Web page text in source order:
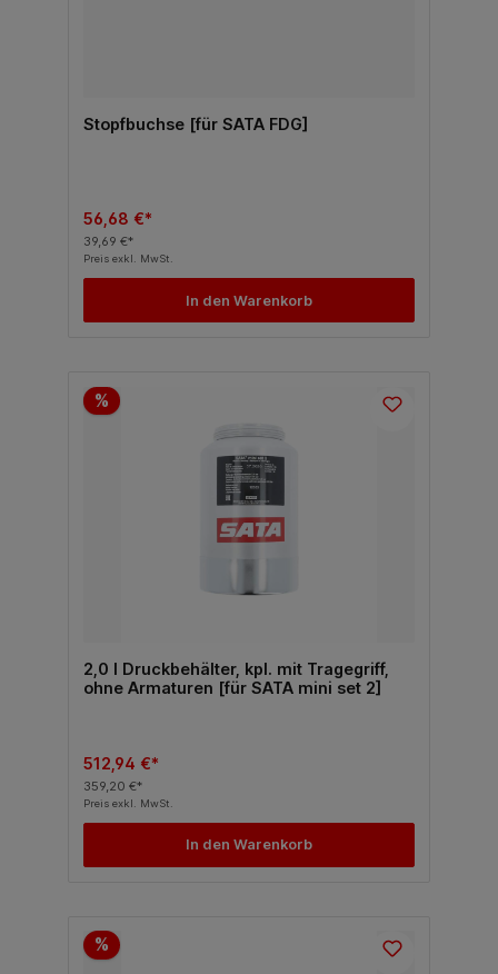
Stopfbuchse [für SATA FDG]
56,68 €*
39,69 €*
Preis exkl. MwSt.
In den Warenkorb
%
2,0 l Druckbehälter, kpl. mit Tragegriff,
ohne Armaturen [für SATA mini set 2]
512,94 €*
359,20 €*
Preis exkl. MwSt.
In den Warenkorb
%